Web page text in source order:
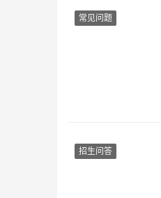
常见问题
招生问答